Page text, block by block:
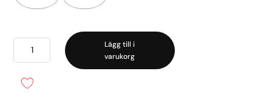
Lägg till i
varukorg